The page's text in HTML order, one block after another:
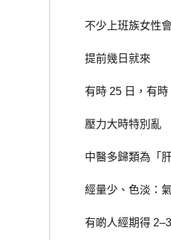
不少上班族女性會
提前幾日就來
有時 25 日，有時
壓力大時特別亂
中醫多歸類為「肝
經量少、色淡：氣
有啲人經期得 2–3